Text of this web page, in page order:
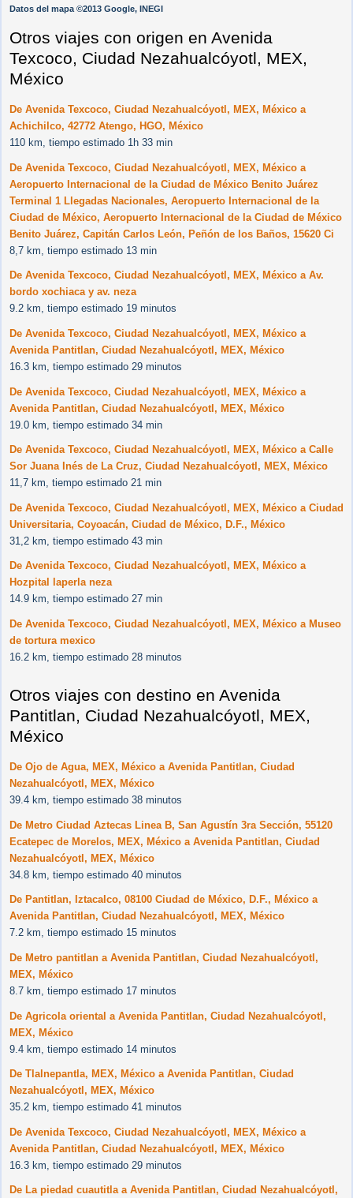
Datos del mapa ©2013 Google, INEGI
Otros viajes con origen en Avenida
Texcoco, Ciudad Nezahualcóyotl, MEX,
México
De Avenida Texcoco, Ciudad Nezahualcóyotl, MEX, México a
Achichilco, 42772 Atengo, HGO, México
110 km, tiempo estimado 1h 33 min
De Avenida Texcoco, Ciudad Nezahualcóyotl, MEX, México a
Aeropuerto Internacional de la Ciudad de México Benito Juárez
Terminal 1 Llegadas Nacionales, Aeropuerto Internacional de la
Ciudad de México, Aeropuerto Internacional de la Ciudad de México
Benito Juárez, Capitán Carlos León, Peñón de los Baños, 15620 Ci
8,7 km, tiempo estimado 13 min
De Avenida Texcoco, Ciudad Nezahualcóyotl, MEX, México a Av.
bordo xochiaca y av. neza
9.2 km, tiempo estimado 19 minutos
De Avenida Texcoco, Ciudad Nezahualcóyotl, MEX, México a
Avenida Pantitlan, Ciudad Nezahualcóyotl, MEX, México
16.3 km, tiempo estimado 29 minutos
De Avenida Texcoco, Ciudad Nezahualcóyotl, MEX, México a
Avenida Pantitlan, Ciudad Nezahualcóyotl, MEX, México
19.0 km, tiempo estimado 34 min
De Avenida Texcoco, Ciudad Nezahualcóyotl, MEX, México a Calle
Sor Juana Inés de La Cruz, Ciudad Nezahualcóyotl, MEX, México
11,7 km, tiempo estimado 21 min
De Avenida Texcoco, Ciudad Nezahualcóyotl, MEX, México a Ciudad
Universitaria, Coyoacán, Ciudad de México, D.F., México
31,2 km, tiempo estimado 43 min
De Avenida Texcoco, Ciudad Nezahualcóyotl, MEX, México a
Hozpital laperla neza
14.9 km, tiempo estimado 27 min
De Avenida Texcoco, Ciudad Nezahualcóyotl, MEX, México a Museo
de tortura mexico
16.2 km, tiempo estimado 28 minutos
Otros viajes con destino en Avenida
Pantitlan, Ciudad Nezahualcóyotl, MEX,
México
De Ojo de Agua, MEX, México a Avenida Pantitlan, Ciudad
Nezahualcóyotl, MEX, México
39.4 km, tiempo estimado 38 minutos
De Metro Ciudad Aztecas Linea B, San Agustín 3ra Sección, 55120
Ecatepec de Morelos, MEX, México a Avenida Pantitlan, Ciudad
Nezahualcóyotl, MEX, México
34.8 km, tiempo estimado 40 minutos
De Pantitlan, Iztacalco, 08100 Ciudad de México, D.F., México a
Avenida Pantitlan, Ciudad Nezahualcóyotl, MEX, México
7.2 km, tiempo estimado 15 minutos
De Metro pantitlan a Avenida Pantitlan, Ciudad Nezahualcóyotl,
MEX, México
8.7 km, tiempo estimado 17 minutos
De Agricola oriental a Avenida Pantitlan, Ciudad Nezahualcóyotl,
MEX, México
9.4 km, tiempo estimado 14 minutos
De Tlalnepantla, MEX, México a Avenida Pantitlan, Ciudad
Nezahualcóyotl, MEX, México
35.2 km, tiempo estimado 41 minutos
De Avenida Texcoco, Ciudad Nezahualcóyotl, MEX, México a
Avenida Pantitlan, Ciudad Nezahualcóyotl, MEX, México
16.3 km, tiempo estimado 29 minutos
De La piedad cuautitla a Avenida Pantitlan, Ciudad Nezahualcóyotl,